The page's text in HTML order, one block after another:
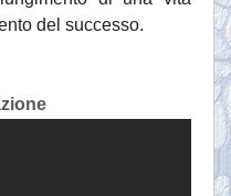
del successo.